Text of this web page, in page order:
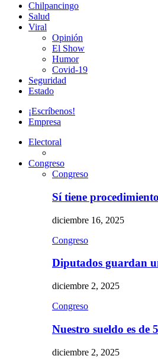
Chilpancingo
Salud
Viral
Opinión
El Show
Humor
Covid-19
Seguridad
Estado
¡Escríbenos!
Empresa
Electoral
Congreso
Congreso
Sí tiene
diciembre 16, 2025
Congreso
Diputados guardan
diciembre 2, 2025
Congreso
Nuestro sueldo es
diciembre 2, 2025